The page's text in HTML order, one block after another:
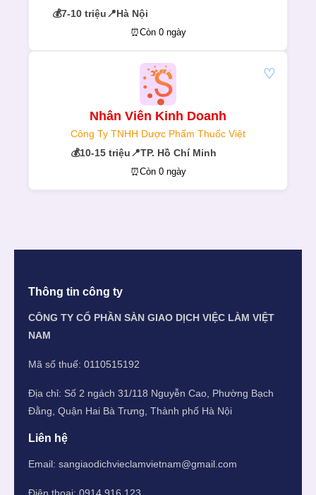
💰7-10 triệu📍Hà Nội
⏰Còn 0 ngày
Nhân Viên Kinh Doanh
Công Ty TNHH Dược Phẩm Thuốc Việt
💰10-15 triệu📍TP. Hồ Chí Minh
♡
⏰Còn 0 ngày
Thông tin công ty
CÔNG TY CỔ PHẦN SÀN GIAO DỊCH VIỆC LÀM VIỆT
NAM
Mã số thuế: 0110515192
Địa chỉ: Số 2 ngách 31/118 Nguyễn Cao, Phường Bạch
Đằng, Quận Hai Bà Trưng, Thành phố Hà Nội
Liên hệ
Email: sangiaodichvieclamvietnam@gmail.com